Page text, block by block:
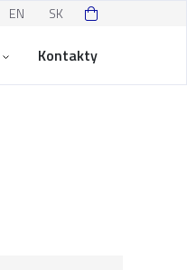
EN SK
Kontakty